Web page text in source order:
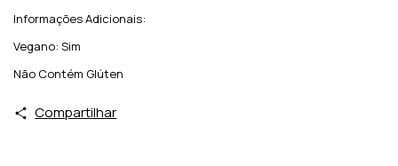
Informações Adicionais:
Vegano: Sim
Não Contém Glúten
Compartilhar